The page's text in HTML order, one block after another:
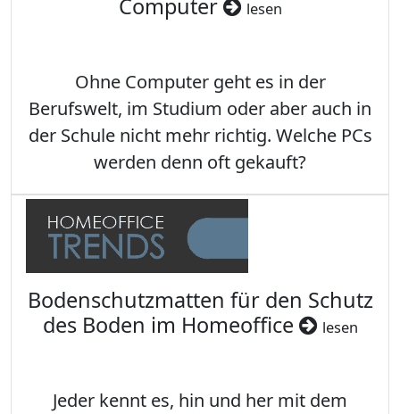
Computer lesen
Ohne Computer geht es in der
Berufswelt, im Studium oder aber auch in
der Schule nicht mehr richtig. Welche PCs
werden denn oft gekauft?
Bodenschutzmatten für den Schutz
des Boden im Homeoffice
lesen
Jeder kennt es, hin und her mit dem